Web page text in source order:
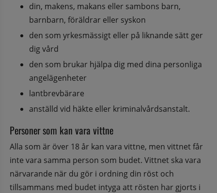
din, makens, makans eller sambons barn,
barnbarn, föräldrar eller syskon
den som yrkesmässigt eller på liknande sätt ger
dig vård
den som brukar hjälpa dig med dina personliga
angelägenheter
lantbrevbärare
anställd vid häkte eller kriminalvårdsanstalt.
Personer som kan vara vittne
Alla som är över 18 år kan vara vittne, men vittnet får
inte vara samma person som budet. Vittnet ska vara
närvarande när du gör i ordning din röst och
tillsammans med budet intyga att rösten har gjorts i